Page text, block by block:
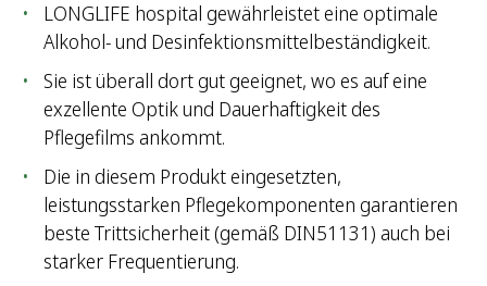
LONGLIFE hospital gewährleistet eine optimale
Alkohol- und Desinfektionsmittelbeständigkeit.
Sie ist überall dort gut geeignet, wo es auf eine
exzellente Optik und Dauerhaftigkeit des
Pflegefilms ankommt.
Die in diesem Produkt eingesetzten,
leistungsstarken Pflegekomponenten garantieren
beste Trittsicherheit (gemäß DIN51131) auch bei
starker Frequentierung.